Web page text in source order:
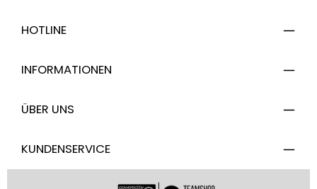
HOTLINE
INFORMATIONEN
ÜBER UNS
KUNDENSERVICE